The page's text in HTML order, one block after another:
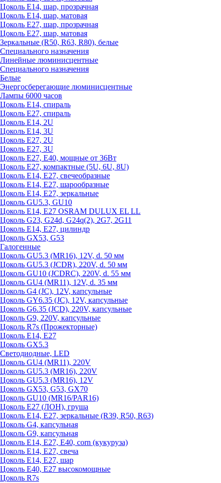
Цоколь Е14, шар, прозрачная
Цоколь Е14, шар, матовая
Цоколь Е27, шар, прозрачная
Цоколь Е27, шар, матовая
Зеркальные (R50, R63, R80), белые
Специального назначения
Линейные люминисцентные
Специального назначения
Белые
Энергосберегающие люминисцентные
Лампы 6000 часов
Цоколь Е14, спираль
Цоколь Е27, спираль
Цоколь Е14, 2U
Цоколь Е14, 3U
Цоколь Е27, 2U
Цоколь Е27, 3U
Цоколь Е27, Е40, мощные от 36Вт
Цоколь Е27, компактные (5U, 6U, 8U)
Цоколь Е14, Е27, свечеобразные
Цоколь Е14, Е27, шарообразные
Цоколь Е14, Е27, зеркальные
Цоколь GU5.3, GU10
Цоколь Е14, Е27 OSRAM DULUX EL LL
Цоколь G23, G24d, G24q(2), 2G7, 2G11
Цоколь Е14, Е27, цилиндр
Цоколь GX53, G53
Галогенные
Цоколь GU5.3 (MR16), 12V, d. 50 мм
Цоколь GU5.3 (JCDR), 220V, d. 50 мм
Цоколь GU10 (JCDRC), 220V, d. 55 мм
Цоколь GU4 (MR11), 12V, d. 35 мм
Цоколь G4 (JC), 12V, капсульные
Цоколь GY6.35 (JC), 12V, капсульные
Цоколь G6.35 (JCD), 220V, капсульные
Цоколь G9, 220V, капсульные
Цоколь R7s (Прожекторные)
Цоколь E14, E27
Цоколь GX5.3
Светодиодные, LED
Цоколь GU4 (MR11), 220V
Цоколь GU5.3 (MR16), 220V
Цоколь GU5.3 (MR16), 12V
Цоколь GX53, G53, GX70
Цоколь GU10 (MR16/PAR16)
Цоколь Е27 (ЛОН), груша
Цоколь Е14, Е27, зеркальные (R39, R50, R63)
Цоколь G4, капсульная
Цоколь G9, капсульная
Цоколь Е14, Е27, Е40, corn (кукуруза)
Цоколь Е14, Е27, свеча
Цоколь Е14, Е27, шар
Цоколь Е40, Е27 высокомощные
Цоколь R7s